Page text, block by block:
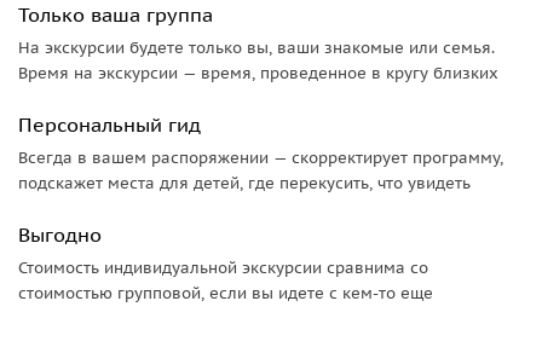
Только ваша группа
На экскурсии будете только вы, ваши знакомые или семья.
Время на экскурсии — время, проведенное в кругу близких
Персональный гид
Всегда в вашем распоряжении — скорректирует программу,
подскажет места для детей, где перекусить, что увидеть
Выгодно
Стоимость индивидуальной экскурсии сравнима со
стоимостью групповой, если вы идете с кем-то еще